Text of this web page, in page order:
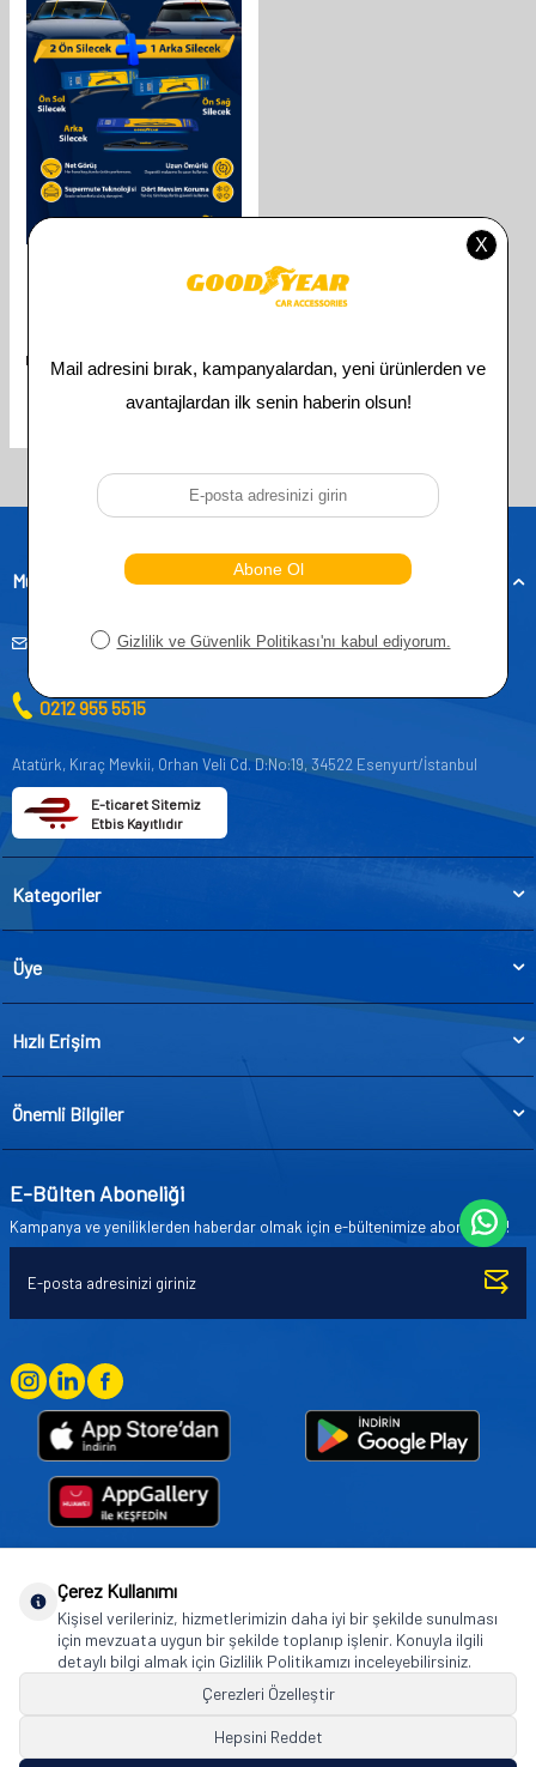
MUZ SILECEK SETI (650 MM 400 MM
TL
Toplam ürün bulunmaktadır.
Müşteri Hizmetleri
musteridestek@goodyearotoaksesuar.com.tr
0212 955 5515
Atatürk, Kıraç Mevkii, Orhan Veli Cd. D:No:19, 34522 Esenyurt/İstanbul
E-ticaret Sitemiz
Etbis Kayıtlıdır
Kategoriler
Üye
Hızlı Erişim
Önemli Bilgiler
E-Bülten Aboneliği
Kampanya ve yeniliklerden haberdar olmak için e-bültenimize abone olun!
Goodyear (and Winged Foot Design) are trademarks of or licensed to The Goodyear
Tire & Rubber Company used under license by Basbug Group Company,
Istanbul/Türkiye. © 2026 The Goodyear Tire & Rubber Company.
Çerez Kullanımı
Kişisel verileriniz, hizmetlerimizin daha iyi bir şekilde sunulması
için mevzuata uygun bir şekilde toplanıp işlenir. Konuyla ilgili
detaylı bilgi almak için Gizlilik Politikamızı inceleyebilirsiniz.
Çerezleri Özelleştir
Hepsini Reddet